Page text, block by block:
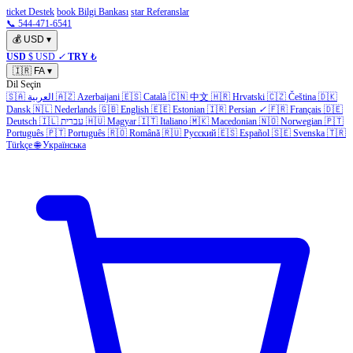
ticket Destek book Bilgi Bankası star Referanslar
📞 544-471-6541
💰 USD ▾
USD $ USD ✓ TRY ₺
🇮🇷 FA ▾
Dil Seçin
🇸🇦 العربية 🇦🇿 Azerbaijani 🇪🇸 Català 🇨🇳 中文 🇭🇷 Hrvatski 🇨🇿 Čeština 🇩🇰
Dansk 🇳🇱 Nederlands 🇬🇧 English 🇪🇪 Estonian 🇮🇷 Persian ✓ 🇫🇷 Français 🇩🇪
Deutsch 🇮🇱 עברית 🇭🇺 Magyar 🇮🇹 Italiano 🇲🇰 Macedonian 🇳🇴 Norwegian 🇵🇹
Português 🇵🇹 Português 🇷🇴 Română 🇷🇺 Русский 🇪🇸 Español 🇸🇪 Svenska 🇹🇷
Türkçe 🌐 Українська